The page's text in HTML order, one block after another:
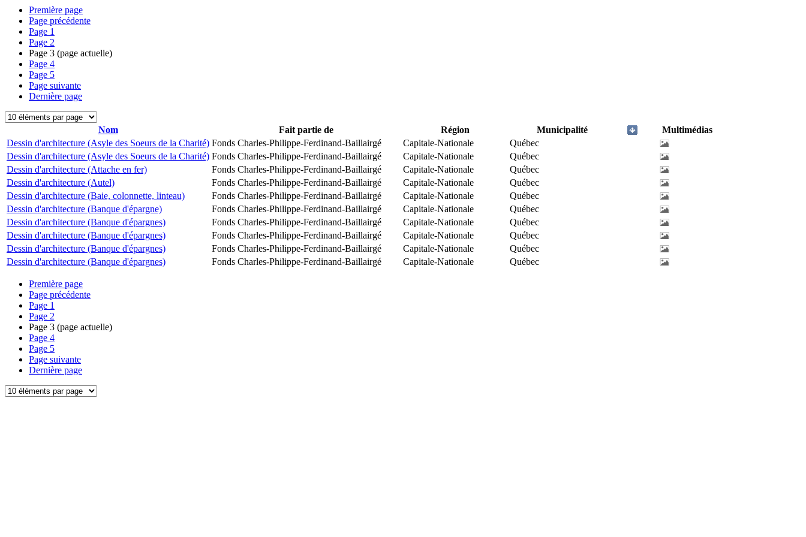
Première page
Page précédente
Page 1
Page 2
Page 3 (page actuelle)
Page 4
Page 5
Page suivante
Dernière page
Nom Fait partie de Région Municipalité
Multimédias
Dessin d'architecture (Asyle des Soeurs de la Charité) Fonds Charles-Philippe-Ferdinand-Baillairgé Capitale-Nationale
Québec
Dessin d'architecture (Asyle des Soeurs de la Charité) Fonds Charles-Philippe-Ferdinand-Baillairgé Capitale-Nationale
Québec
Dessin d'architecture (Attache en fer)
Fonds Charles-Philippe-Ferdinand-Baillairgé Capitale-Nationale
Québec
Dessin d'architecture (Autel)
Fonds Charles-Philippe-Ferdinand-Baillairgé Capitale-Nationale
Québec
Dessin d'architecture (Baie, colonnette, linteau)
Fonds Charles-Philippe-Ferdinand-Baillairgé Capitale-Nationale
Québec
Dessin d'architecture (Banque d'épargne)
Fonds Charles-Philippe-Ferdinand-Baillairgé Capitale-Nationale
Québec
Dessin d'architecture (Banque d'épargnes)
Fonds Charles-Philippe-Ferdinand-Baillairgé Capitale-Nationale
Québec
Dessin d'architecture (Banque d'épargnes)
Fonds Charles-Philippe-Ferdinand-Baillairgé Capitale-Nationale
Québec
Dessin d'architecture (Banque d'épargnes)
Fonds Charles-Philippe-Ferdinand-Baillairgé Capitale-Nationale
Québec
Dessin d'architecture (Banque d'épargnes)
Fonds Charles-Philippe-Ferdinand-Baillairgé Capitale-Nationale Québec
Première page
Page précédente
Page 1
Page 2
Page 3 (page actuelle)
Page 4
Page 5
Page suivante
Dernière page